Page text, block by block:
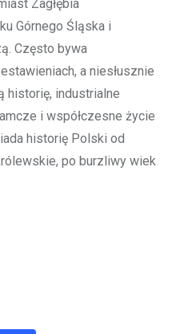
Zagłębia
Górnego Śląska i
Często bywa
a niesłusznie
historię, industrialne
i współczesne życie
historię Polski od
po burzliwy wiek